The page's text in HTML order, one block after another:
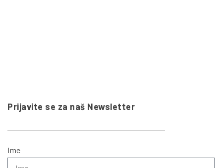
Prijavite se za naš Newsletter
Ime